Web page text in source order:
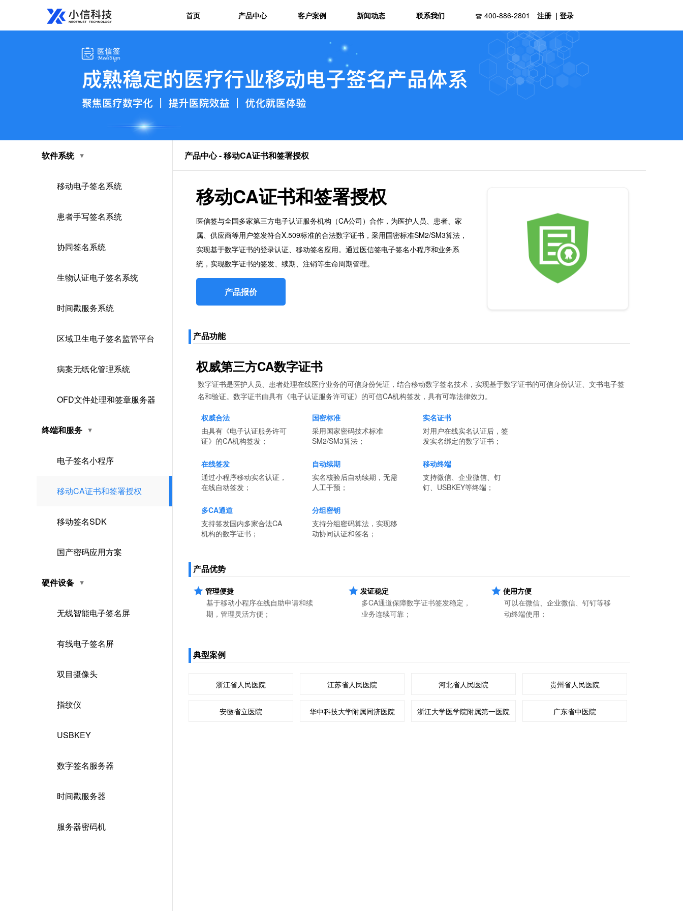
首页 产品中心 客户案例 新闻动态 联系我们 400-886-2801 注册 | 登录
软件系统
移动电子签名系统
患者手写签名系统
协同签名系统
生物认证电子签名系统
时间戳服务系统
区域卫生电子签名监管平台
病案无纸化管理系统
OFD文件处理和签章服务器
终端和服务
电子签名小程序
移动CA证书和签署授权
移动签名SDK
国产密码应用方案
硬件设备
无线智能电子签名屏
有线电子签名屏
双目摄像头
指纹仪
USBKEY
数字签名服务器
时间戳服务器
服务器密码机
产品中心 - 移动CA证书和签署授权
移动CA证书和签署授权
医信签与全国多家第三方电子认证服务机构（CA公司）合作，为医护人员、患者、家
属、供应商等用户签发符合X.509标准的合法数字证书，采用国密标准SM2/SM3算法，
实现基于数字证书的登录认证、移动签名应用。通过医信签电子签名小程序和业务系
统，实现数字证书的签发、续期、注销等生命周期管理。
产品报价
产品功能
权威第三方CA数字证书
数字证书是医护人员、患者处理在线医疗业务的可信身份凭证，结合移动数字签名技术，实现基于数字证书的可信身份认证、文书电子签
名和验证。数字证书由具有《电子认证服务许可证》的可信CA机构签发，具有可靠法律效力。
权威合法
由具有《电子认证服务许可
证》的CA机构签发；
国密标准
采用国家密码技术标准
SM2/SM3算法；
实名证书
对用户在线实名认证后，签
发实名绑定的数字证书；
在线签发
通过小程序移动实名认证，
在线自动签发；
自动续期
实名核验后自动续期，无需
人工干预；
移动终端
支持微信、企业微信、钉
钉、USBKEY等终端；
多CA通道
支持签发国内多家合法CA
机构的数字证书；
分组密钥
支持分组密码算法，实现移
动协同认证和签名；
产品优势
管理便捷
基于移动小程序在线自助申请和续
期，管理灵活方便；
发证稳定
多CA通道保障数字证书签发稳定，
业务连续可靠；
使用方便
可以在微信、企业微信、钉钉等移
动终端使用；
典型案例
浙江省人民医院 江苏省人民医院 河北省人民医院 贵州省人民医院
安徽省立医院 华中科技大学附属同济医院 浙江大学医学院附属第一医院 广东省中医院